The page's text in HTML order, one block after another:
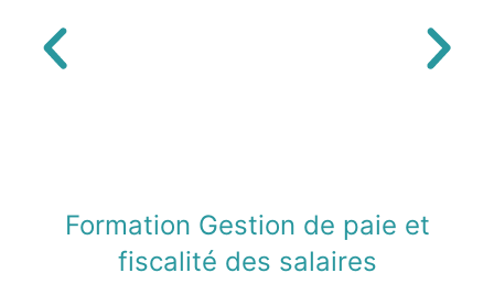
Formation Gestion de paie et
fiscalité des salaires